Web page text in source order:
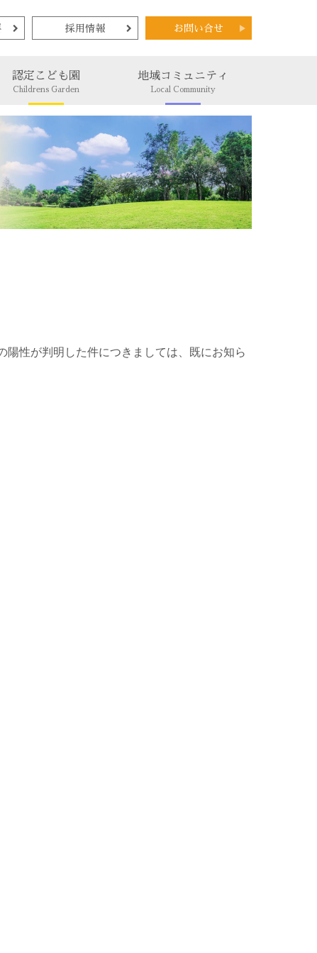
採用情報 お問い合せ
認定こども園
Childrens Garden
地域コミュニティ
Local Community
性が判明した件につきましては、既にお知ら